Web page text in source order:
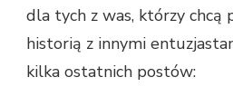
dla tych z was, którzy chcą
historią z innymi
kilka ostatnich postów: